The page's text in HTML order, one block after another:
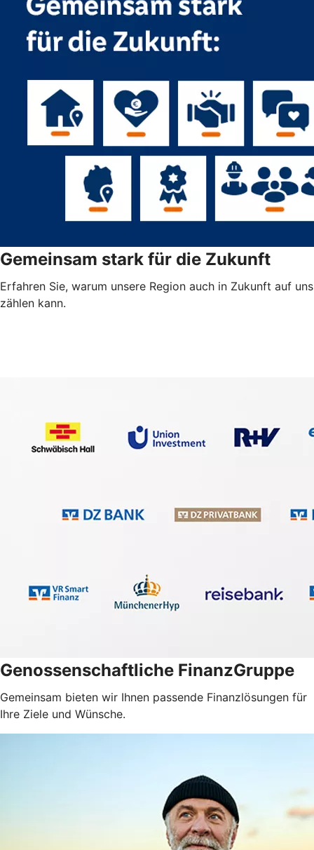
Gemeinsam stark für die Zukunft
Erfahren Sie, warum unsere Region auch in Zukunft auf uns
zählen kann.
Genossenschaftliche FinanzGruppe
Gemeinsam bieten wir Ihnen passende Finanzlösungen für
Ihre Ziele und Wünsche.